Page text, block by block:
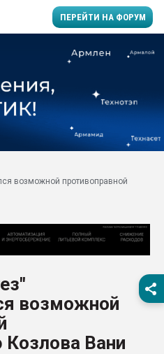
ПЕРЕЙТИ НА ФОРУМ
пластмасс
ситуацией на
Продам отходы
поликарбоната и АБС-
Armaloy PC/ABS-1IM
26.07.2022 "Сибирский
Профильная
возможной противоправной
возможной
Вани